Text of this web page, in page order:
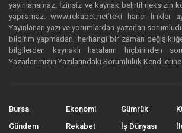
yayınlanamaz. İzinsiz ve kaynak belirtilmeksizin
yapılamaz. www.rekabet.net’teki harici linkler
Yayınlanan yazı ve yorumlardan yazarları
bildirim yapmadan, herhangi bir zaman
bilgilerden kaynaklı hataların hiçbirinden
Yazarlarımızın Yazılarındaki Sorumluluk
Bursa
Gündem
Ekonomi
Rekabet
Gümrük
İş Dünyası